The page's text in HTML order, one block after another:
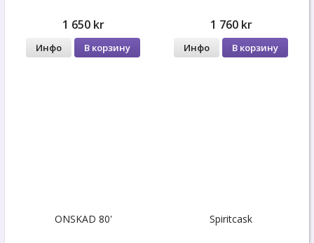
1 650 kr
Инфо В корзину
1 760 kr
Инфо В корзину
ONSKAD 80' Spiritcask